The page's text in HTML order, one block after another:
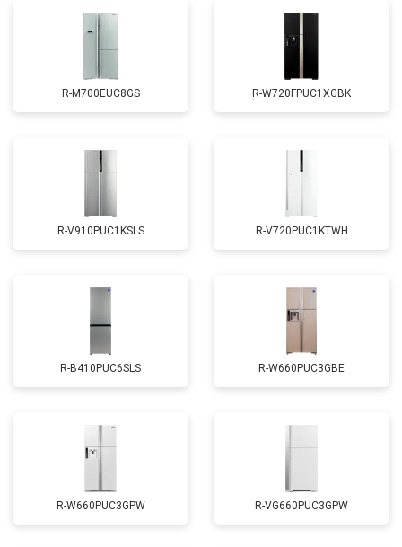
R-M700EUC8GS R-W720FPUC1XGBK
R-V910PUC1KSLS R-V720PUC1KTWH
R-B410PUC6SLS R-W660PUC3GBE
R-W660PUC3GPW R-VG660PUC3GPW